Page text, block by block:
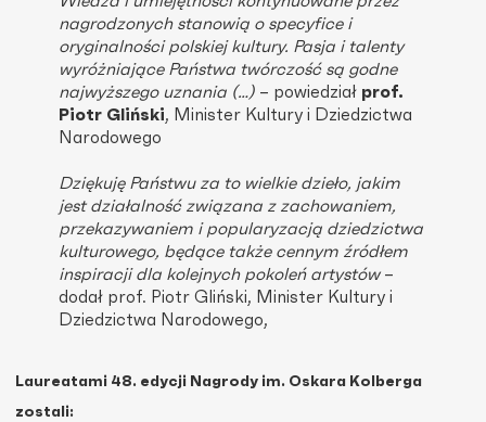
nagrodzonych stanowią o specyfice i
oryginalności polskiej kultury. Pasja i talenty
wyróżniające Państwa twórczość są godne
najwyższego uznania (…) – powiedział prof.
Piotr Gliński, Minister Kultury i Dziedzictwa
Narodowego
Dziękuję Państwu za to wielkie dzieło, jakim
jest działalność związana z zachowaniem,
przekazywaniem i popularyzacją dziedzictwa
kulturowego, będące także cennym źródłem
inspiracji dla kolejnych pokoleń artystów–
dodał prof. Piotr Gliński, Minister Kultury i
Dziedzictwa Narodowego,
Laureatami 48. edycji Nagrody im. Oskara Kolberga
zostali: